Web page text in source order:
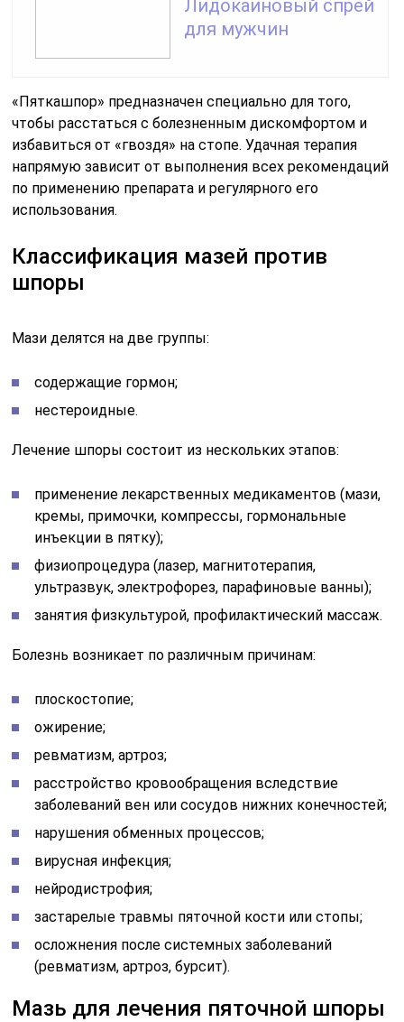
Лидокаиновый спрей
для мужчин
«Пяткашпор» предназначен специально для того,
чтобы расстаться с болезненным дискомфортом и
избавиться от «гвоздя» на стопе. Удачная терапия
напрямую зависит от выполнения всех рекомендаций
по применению препарата и регулярного его
использования.
Классификация мазей против
шпоры
Мази делятся на две группы:
содержащие гормон;
нестероидные.
Лечение шпоры состоит из нескольких этапов:
применение лекарственных медикаментов (мази,
кремы, примочки, компрессы, гормональные
инъекции в пятку);
физиопроцедура (лазер, магнитотерапия,
ультразвук, электрофорез, парафиновые ванны);
занятия физкультурой, профилактический массаж.
Болезнь возникает по различным причинам:
плоскостопие;
ожирение;
ревматизм, артроз;
расстройство кровообращения вследствие
заболеваний вен или сосудов нижних конечностей;
нарушения обменных процессов;
вирусная инфекция;
нейродистрофия;
застарелые травмы пяточной кости или стопы;
осложнения после системных заболеваний
(ревматизм, артроз, бурсит).
Мазь для лечения пяточной шпоры